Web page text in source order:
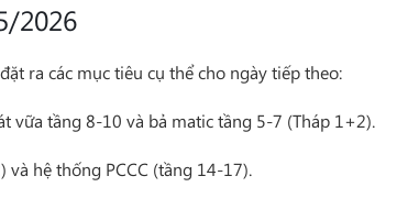
2026
ra các mục tiêu cụ thể cho ngày tiếp theo:
vữa tầng 8-10 và bả matic tầng 5-7 (Tháp 1+2).
hệ thống PCCC (tầng 14-17).